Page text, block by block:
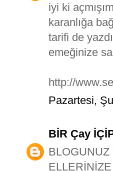
iyi ki
karanlığa
tarifi de
emeğinize
http://
Pazartesi,
BİR Çay